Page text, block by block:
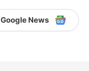
Google News